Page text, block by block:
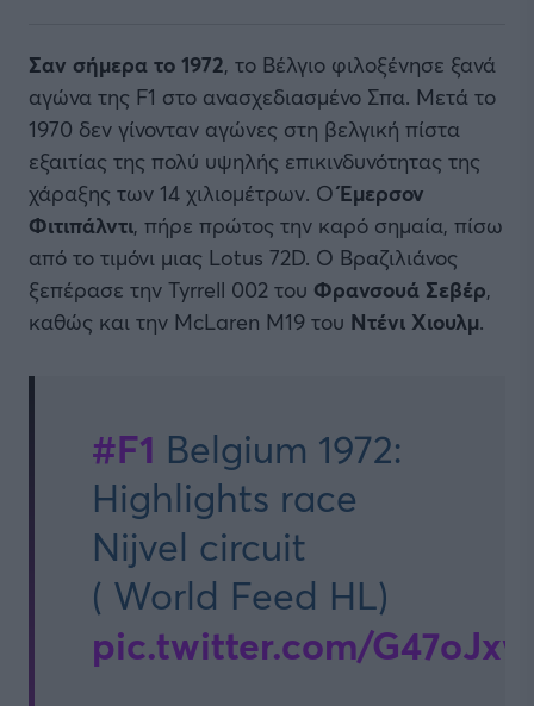
Σαν σήμερα το 1972, το Βέλγιο φιλοξένησε ξανά
αγώνα της F1 στο ανασχεδιασμένο Σπα. Μετά το
1970 δεν γίνονταν αγώνες στη βελγική πίστα
εξαιτίας της πολύ υψηλής επικινδυνότητας της
χάραξης των 14 χιλιομέτρων. ΟΈμερσον
Φιτιπάλντι, πήρε πρώτος την καρό σημαία, πίσω
από το τιμόνι μιας Lotus 72D. Ο Βραζιλιάνος
ξεπέρασε την Tyrrell 002 του Φρανσουά Σεβέρ,
καθώς και την McLaren M19 του Ντένι Χιουλμ.
#F1 Belgium 1972:
Highlights race
Nijvel circuit
( World Feed HL)
pic.twitter.com/